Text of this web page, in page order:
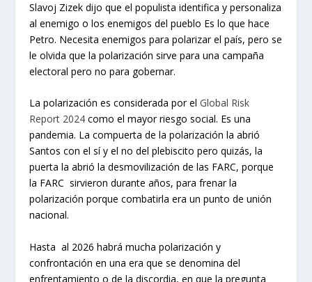
Slavoj Zizek dijo que el populista identifica y personaliza
al enemigo o los enemigos del pueblo Es lo que hace
Petro. Necesita enemigos para polarizar el país, pero se
le olvida que la polarización sirve para una campaña
electoral pero no para gobernar.
La polarización es considerada por elGlobal Risk
Report 2024 como el mayor riesgo social. Es una
pandemia. La compuerta de la polarización la abrió
Santos con el sí y el no del plebiscito pero quizás, la
puerta la abrió la desmovilización de las FARC, porque
la FARC sirvieron durante años, para frenar la
polarización porque combatirla era un punto de unión
nacional.
Hasta al 2026 habrá mucha polarización y
confrontación en una era que se denomina del
enfrentamiento o de la discordia, en que la pregunta